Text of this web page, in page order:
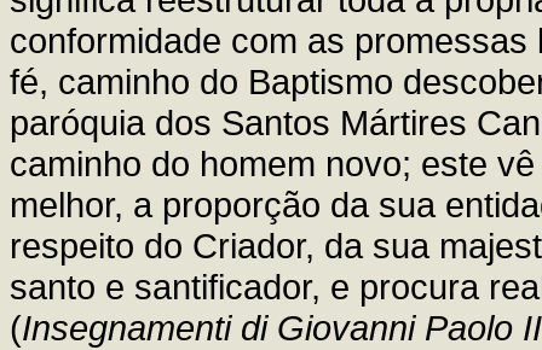
conformidade com as
fé, caminho do Baptismo
paróquia dos Santos Mártires
caminho do homem novo; este
melhor, a proporção da sua
respeito do Criador, da sua
santo e santificador, e procura
(Insegnamenti di Giovanni Paolo II